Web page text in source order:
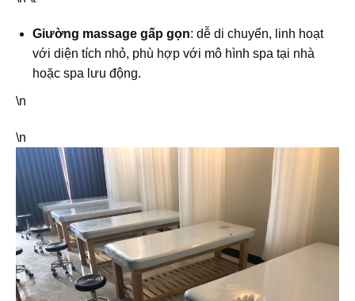
Giường massage gấp gọn: dễ di chuyển, linh hoạt
với diện tích nhỏ, phù hợp với mô hình spa tại nhà
hoặc spa lưu động.
\n
\n